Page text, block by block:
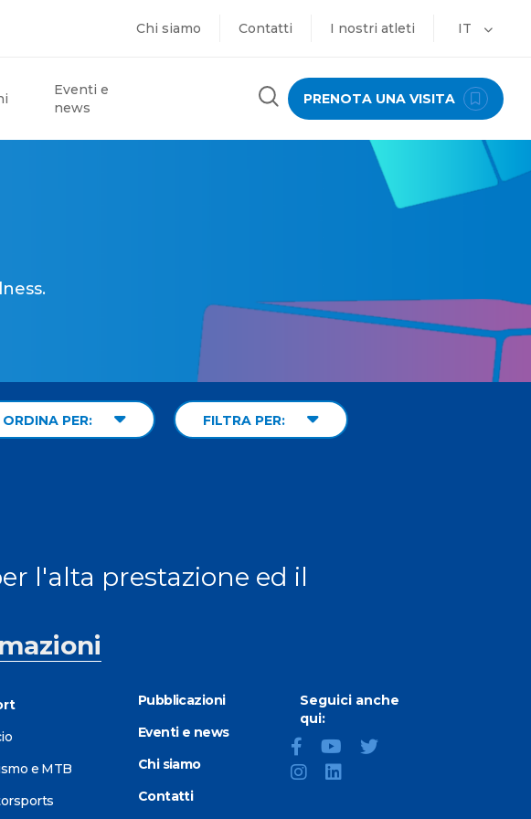
Chi siamo Contatti I nostri atleti IT
Eventi e
news
PRENOTA UNA VISITA
ORDINA PER: FILTRA PER:
l'alta prestazione ed il
e MTB
Pubblicazioni
Eventi e news
Chi siamo
Contatti
Seguici anche
qui: